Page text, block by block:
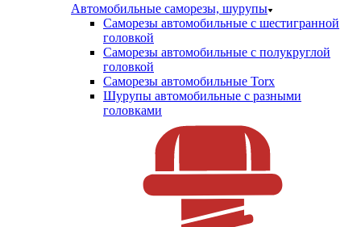
Автомобильные саморезы, шурупы
Саморезы автомобильные с шестигранной
головкой
Саморезы автомобильные с полукруглой
головкой
Саморезы автомобильные Torx
Шурупы автомобильные с разными
головками